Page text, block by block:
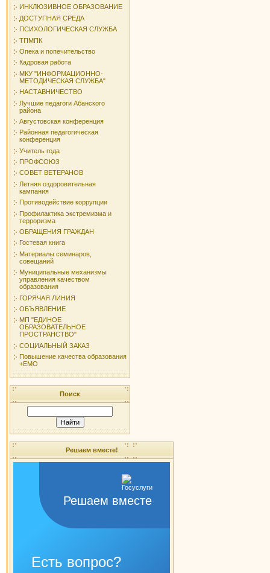
ИНКЛЮЗИВНОЕ ОБРАЗОВАНИЕ
ДОСТУПНАЯ СРЕДА
ПСИХОЛОГИЧЕСКАЯ СЛУЖБА
ТПМПК
Опека и попечительство
Кадровая работа
МКУ "ИНФОРМАЦИОННО-
МЕТОДИЧЕСКАЯ СЛУЖБА"
НАСТАВНИЧЕСТВО
Лучшие педагоги Абанского
района
Августовская конференция
Районная педагогическая
конференция
Учитель года
ПРОФСОЮЗ
СОВЕТ ВЕТЕРАНОВ
Летняя оздоровительная
кампания
Противодействие коррупции
Профилактика экстремизма и
терроризма
ОБРАЩЕНИЯ ГРАЖДАН
Гостевая книга
Материалы семинаров,
совещаний
Муниципальные механизмы
управления качеством
образования
ГОРЯЧАЯ ЛИНИЯ
ОБЪЯВЛЕНИЕ
МП "ЕДИНОЕ
ОБРАЗОВАТЕЛЬНОЕ
ПРОСТРАНСТВО"
СОЦИАЛЬНЫЙ ЗАКАЗ
Повышение качества образования
+ЕМО
Поиск
Решаем вместе!
Решаем вместе
Есть вопрос?